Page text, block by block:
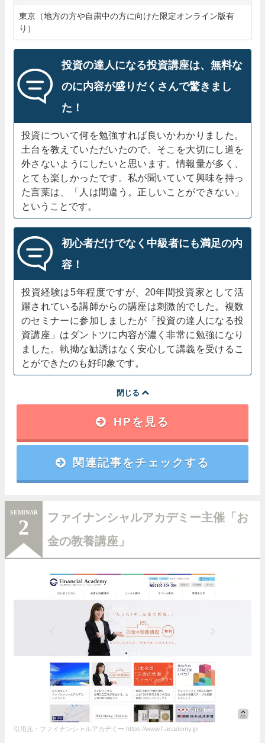
東京（地方の方や自粛中の方に向けた限定オンライン版有
り）
投資の達人になる投資講座は、無料な
のに内容が盛りだくさんで驚きまし
た！
投資について何を勉強すれば良いかわかりました。
土台を教えていただいたので、そこを大切にし道を
外さないようにしたいと思います。情報量が多く、
とても楽しかったです。私が聞いていて興味を持っ
た言葉は、「人は間違う。正しいことができない」
ということです。
初心者だけでなく中級者にも満足の内
容！
投資経験は5年程度ですが、20年間投資家として活
躍されている講師からの講座は刺激的でした。複数
のセミナーに参加しましたが「投資の達人になる投
資講座」はダントツに内容が濃く非常に勉強になり
ました。執拗な勧誘はなく安心して講義を受けるこ
とができたのも好印象です。
閉じる
HPを見る
関連記事をチェックする
SEMINAR
2
ファイナンシャルアカデミー主催「お
金の教養講座」
引用元：ファイナンシャルアカデミー https://www.f-academy.jp